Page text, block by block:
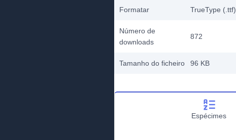
Formatar TrueType (.ttf)
Número de
downloads
872
Tamanho do ficheiro 96 KB
Espécimes